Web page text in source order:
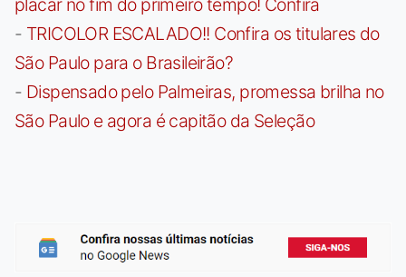
placar no fim do primeiro tempo! Confira
- TRICOLOR ESCALADO!! Confira os titulares do
São Paulo para o Brasileirão?
- Dispensado pelo Palmeiras, promessa brilha no
São Paulo e agora é capitão da Seleção